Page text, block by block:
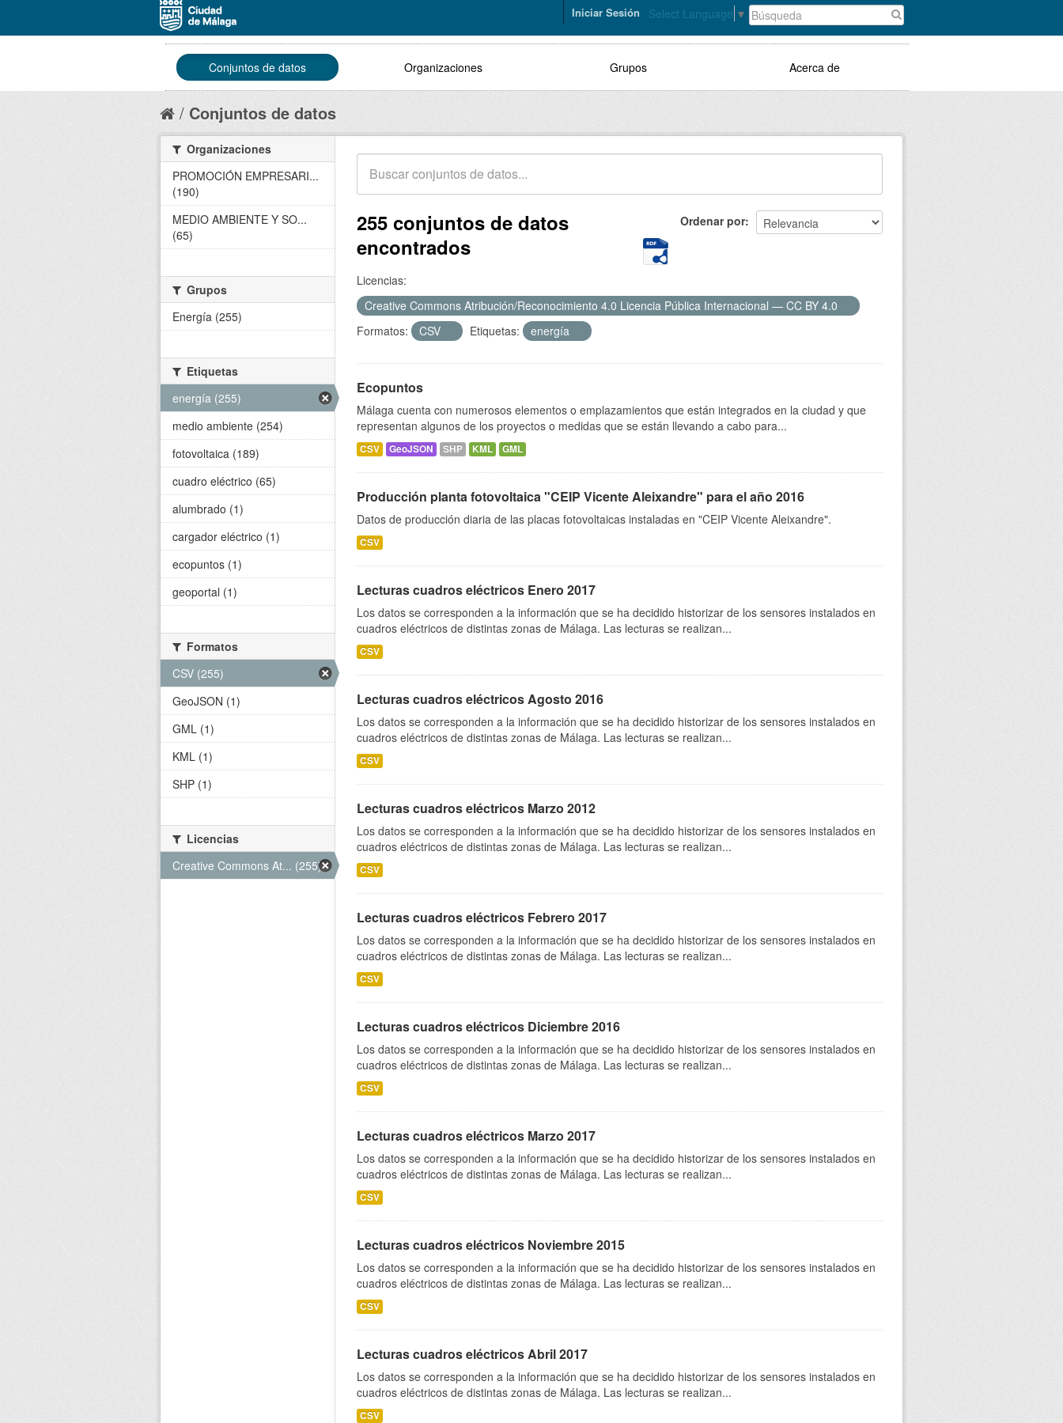
Select Language ▼
Iniciar Sesión
Conjuntos de datos Organizaciones Grupos Acerca de
Conjuntos de datos
Ordenar por
255 conjuntos de datos
encontrados
Licencias:
Creative Commons Atribución/Reconocimiento 4.0 Licencia Pública Internacional — CC BY 4.0
Formatos:
CSV Etiquetas: energía
Ecopuntos
Málaga cuenta con numerosos elementos o emplazamientos que están integrados en la ciudad y que
representan algunos de los proyectos o medidas que se están llevando a cabo para...
CSV GeoJSON SHP KML GML
Producción planta fotovoltaica "CEIP Vicente Aleixandre" para el año 2016
Datos de producción diaria de las placas fotovoltaicas instaladas en "CEIP Vicente Aleixandre".
CSV
Lecturas cuadros eléctricos Enero 2017
Los datos se corresponden a la información que se ha decidido historizar de los sensores instalados en
cuadros eléctricos de distintas zonas de Málaga. Las lecturas se realizan...
CSV
Lecturas cuadros eléctricos Agosto 2016
Los datos se corresponden a la información que se ha decidido historizar de los sensores instalados en
cuadros eléctricos de distintas zonas de Málaga. Las lecturas se realizan...
CSV
Lecturas cuadros eléctricos Marzo 2012
Los datos se corresponden a la información que se ha decidido historizar de los sensores instalados en
cuadros eléctricos de distintas zonas de Málaga. Las lecturas se realizan...
CSV
Lecturas cuadros eléctricos Febrero 2017
Los datos se corresponden a la información que se ha decidido historizar de los sensores instalados en
cuadros eléctricos de distintas zonas de Málaga. Las lecturas se realizan...
CSV
Lecturas cuadros eléctricos Diciembre 2016
Los datos se corresponden a la información que se ha decidido historizar de los sensores instalados en
cuadros eléctricos de distintas zonas de Málaga. Las lecturas se realizan...
CSV
Lecturas cuadros eléctricos Marzo 2017
Los datos se corresponden a la información que se ha decidido historizar de los sensores instalados en
cuadros eléctricos de distintas zonas de Málaga. Las lecturas se realizan...
CSV
Lecturas cuadros eléctricos Noviembre 2015
Los datos se corresponden a la información que se ha decidido historizar de los sensores instalados en
cuadros eléctricos de distintas zonas de Málaga. Las lecturas se realizan...
CSV
Lecturas cuadros eléctricos Abril 2017
Los datos se corresponden a la información que se ha decidido historizar de los sensores instalados en
cuadros eléctricos de distintas zonas de Málaga. Las lecturas se realizan...
CSV
Organizaciones
PROMOCIÓN EMPRESARI...
(190)
MEDIO AMBIENTE Y SO...
(65)
Grupos
Energía (255)
Etiquetas
energía (255)
medio ambiente (254)
fotovoltaica (189)
cuadro eléctrico (65)
alumbrado (1)
cargador eléctrico (1)
ecopuntos (1)
geoportal (1)
Formatos
CSV (255)
GeoJSON (1)
GML (1)
KML (1)
SHP (1)
Licencias
Creative Commons At... (255)